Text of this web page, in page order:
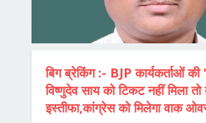
बिग ब्रेकिंग :- BJP कार्यकर्ताओं
विष्णुदेव साय को टिकट नहीं मिला
इस्तीफा,कांग्रेस को मिलेगा वाक